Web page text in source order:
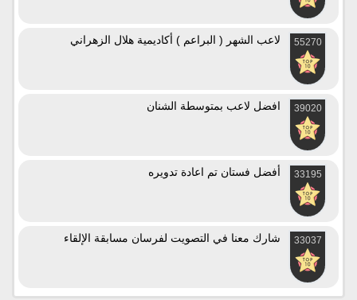
55270 لاعب الشهر ( البراعم ) أكاديمية هلال الزهراني
39020 افضل لاعب بمتوسطة الشنان
33195 أفضل فستان تم اعادة تدويره
33037 شارك معنا في التصويت لفرسان مسابقة الإلقاء